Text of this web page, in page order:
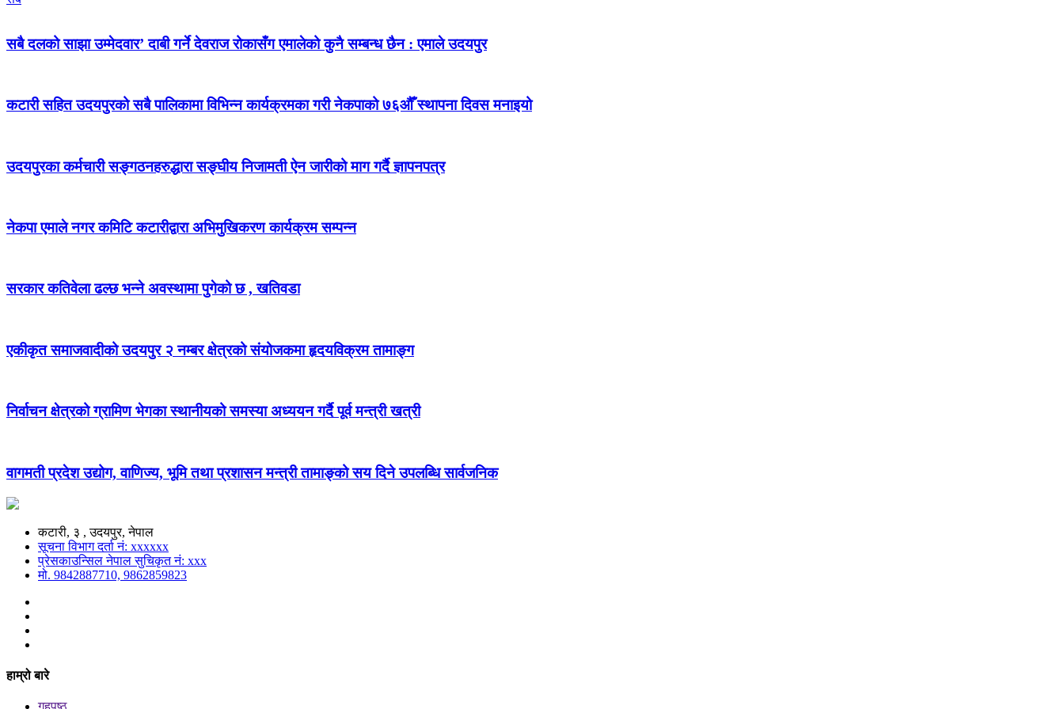
सबै दलको साझा उम्मेदवार’ दाबी गर्ने देवराज रोकासँग एमालेको कुनै सम्बन्ध छैन : एमाले उदयपुर
कटारी सहित उदयपुरको सबै पालिकामा विभिन्न कार्यक्रमका गरी नेकपाको ७६औँ स्थापना दिवस मनाइयो
उदयपुरका कर्मचारी सङ्गठनहरुद्धारा सङ्घीय निजामती ऐन जारीको माग गर्दै ज्ञापनपत्र
नेकपा एमाले नगर कमिटि कटारीद्वारा अभिमुखिकरण कार्यक्रम सम्पन्न
सरकार कतिवेला ढल्छ भन्ने अवस्थामा पुगेको छ , खतिवडा
एकीकृत समाजवादीको उदयपुर २ नम्बर क्षेत्रको संयोजकमा हृदयविक्रम तामाङ्ग
निर्वाचन क्षेत्रको ग्रामिण भेगका स्थानीयको समस्या अध्ययन गर्दै पूर्व मन्त्री खत्री
वागमती प्रदेश उद्योग, वाणिज्य, भूमि तथा प्रशासन मन्त्री तामाङ्को सय दिने उपलब्धि सार्वजनिक
कटारी, ३ , उदयपुर, नेपाल
सूचना विभाग दर्ता नं: xxxxxx
प्रेसकाउन्सिल नेपाल सुचिकृत नं: xxx
मो. 9842887710, 9862859823
हाम्रो बारे
गृहपृष्ठ